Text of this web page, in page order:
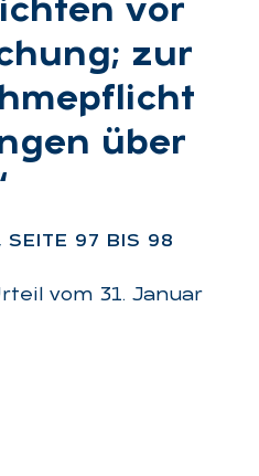
vor
zur
über
:
SEI­TE 97 BIS 98
vom 31. Januar